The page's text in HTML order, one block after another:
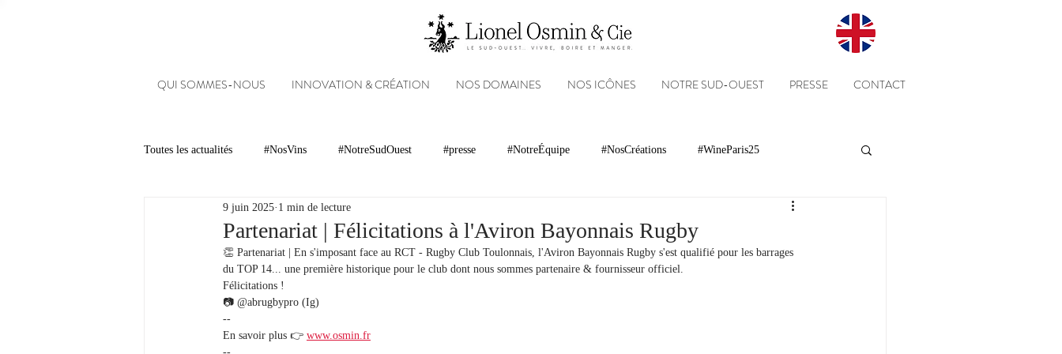
QUI SOMMES-NOUS INNOVATION & CRÉATION NOS DOMAINES NOS ICÔNES NOTRE SUD-OUEST PRESSE CONTACT
Toutes les actualités #NosVins #NotreSudOuest #presse #NotreÉquipe #NosCréations #WineParis25
Chambre d’Amour Vins Armagnacs Clients
Dégustations Evénements Réseaux sociaux Patrimoine Appellations Récompenses
#NosDomaines
Partenariat | Félicitations à l'Aviron Bayonnais Rugby
9 juin 2025 1 min de lecture
👏 Partenariat | En s'imposant face au RCT - Rugby Club Toulonnais, l'Aviron Bayonnais Rugby s'est qualifié pour les barrages
du TOP 14... une première historique pour le club dont nous sommes partenaire & fournisseur officiel.
Félicitations !
📷 @abrugbypro (Ig)
--
En savoir plus 👉 www.osmin.fr